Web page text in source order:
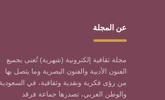
عن المجلة
مجلة ثقافية إلكترونية (شهرية) تُعنى بجميع
الفنون الأدبية والفنون البصرية وما يتصل بها
من رؤى فكرية ونقدية وثقافية، في السعودية
والوطن العربي، تصدرها جماعة فرقد